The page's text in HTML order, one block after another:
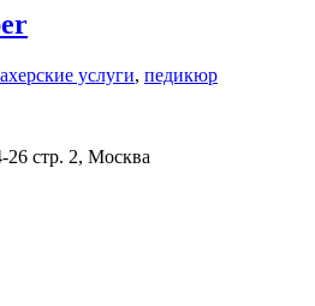
услуги, педикюр
26 стр. 2, Москва